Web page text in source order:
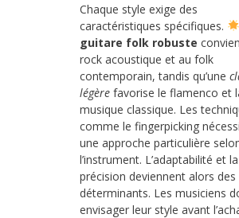
Chaque style exige des
caractéristiques spécifiques.
guitare folk robuste
rock acoustique et au folk
contemporain, tandis qu’une
légère favorise le flamenco et
musique classique. Les
comme le fingerpicking
une approche particulière
l’instrument. L’adaptabilité et la
précision deviennent alors des
déterminants. Les musiciens
envisager leur style avant